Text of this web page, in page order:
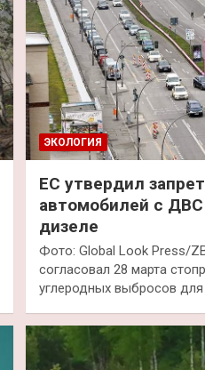
ЭКОЛОГИЯ
ЕС утвердил
автомобилей с ДВС
дизеле
Фото: Global Look Press/
согласовал 28 марта
углеродных выбросов